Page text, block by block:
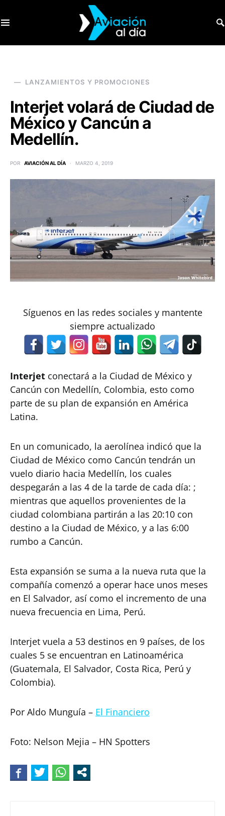
LANZAMIENTOS Y PROMOCIONES
Interjet volará de Ciudad de
México y Cancún a
Medellín.
POR AVIACIÓN AL DÍA MARZO 4, 2019
Síguenos en las redes sociales y mantente
siempre actualizado
Interjet conectará a la Ciudad de México y
Cancún con Medellín, Colombia, esto como
parte de su plan de expansión en América
Latina.
En un comunicado, la aerolínea indicó que la
Ciudad de México como Cancún tendrán un
vuelo diario hacia Medellín, los cuales
despegarán a las 4 de la tarde de cada día: ;
mientras que aquellos provenientes de la
ciudad colombiana partirán a las 20:10 con
destino a la Ciudad de México, y a las 6:00
rumbo a Cancún.
Esta expansión se suma a la nueva ruta que la
compañía comenzó a operar hace unos meses
en El Salvador, así como el incremento de una
nueva frecuencia en Lima, Perú.
Interjet vuela a 53 destinos en 9 países, de los
cuales 5 se encuentran en Latinoamérica
(Guatemala, El Salvador, Costa Rica, Perú y
Colombia).
Por Aldo Munguía – El Financiero
Foto: Nelson Mejia – HN Spotters